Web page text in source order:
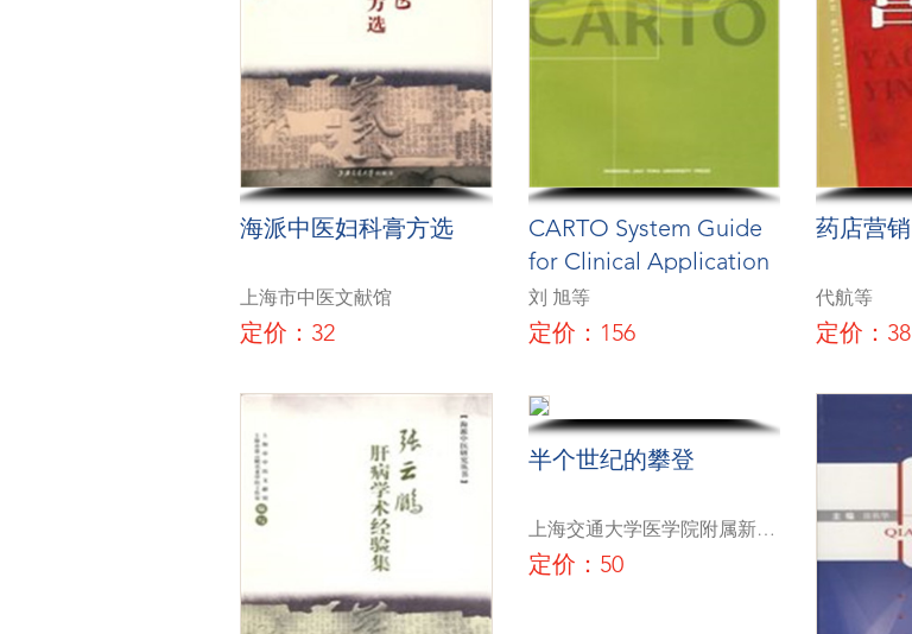
海派中医妇科膏方选
上海市中医文献馆
定价：32
CARTO System Guide
for Clinical Application
刘 旭等
定价：156
药店营销
代航等
定价：38
半个世纪的攀登
上海交通大学医学院附属新华
医院
定价：50